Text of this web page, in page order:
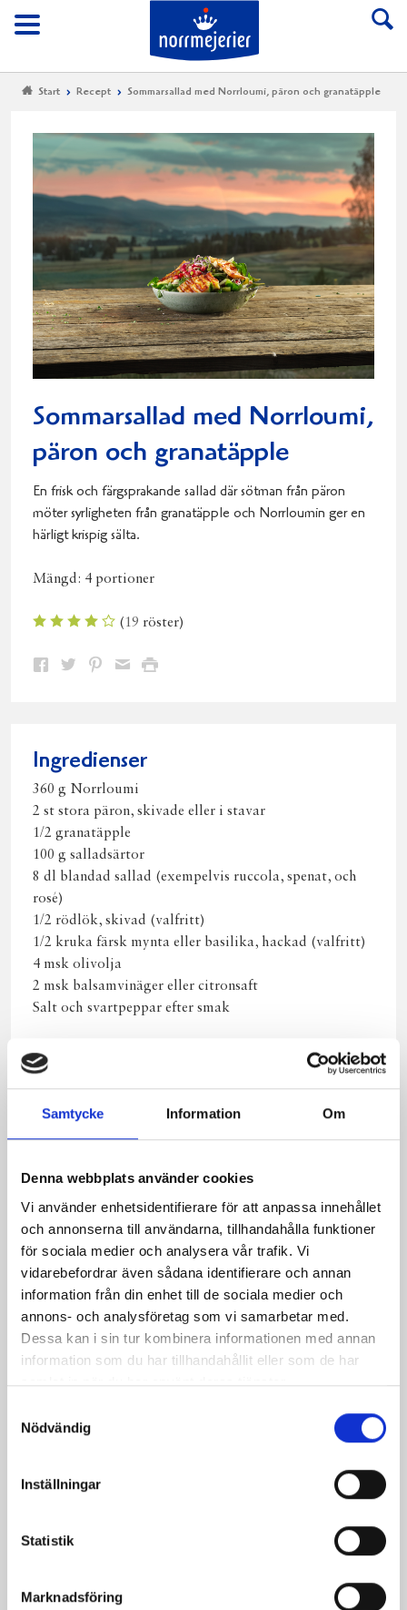
Samtycke Information Om
Denna webbplats använder cookies
Vi använder enhetsidentifierare för att anpassa innehållet
och annonserna till användarna, tillhandahålla funktioner
för sociala medier och analysera vår trafik. Vi
vidarebefordrar även sådana identifierare och annan
information från din enhet till de sociala medier och
annons- och analysföretag som vi samarbetar med.
Dessa kan i sin tur kombinera informationen med annan
information som du har tillhandahållit eller som de har
samlat in när du har använt deras tjänster.
Nödvändig
Inställningar
Statistik
Marknadsföring
Meny
Till Norrmejerier
Start Recept Sommarsallad med Norrloumi, päron och granatäpple
Sommarsallad med Norrloumi,
päron och granatäpple
En frisk och färgsprakande sallad där sötman från päron
möter syrligheten från granatäpple och Norrloumin ger en
härligt krispig sälta.
Mängd: 4 portioner
(19 röster)
Dela Dela Dela DelaSkriv
Ingredienser
360 g Norrloumi
2 st stora päron, skivade eller i stavar
1/2 granatäpple
100 g salladsärtor
8 dl blandad sallad (exempelvis ruccola, spenat, och
rosé)
1/2 rödlök, skivad (valfritt)
1/2 kruka färsk mynta eller basilika, hackad (valfritt)
4 msk olivolja
2 msk balsamvinäger eller citronsaft
Salt och svartpeppar efter smak
Gör så här
Skär Norrloumi i skivor, ungefär 1 cm tjocka. Skölj
och skiva päronen, dela salladsärtor och kärna ur
olivolja. Grilla osten i cirka 2 minuter på varje sida,
på kanterna. Under tiden osten grillas, blanda salladen
och rödlök i en stor skål. Gör dressingen genom att
blanda olivolja och balsamvinäger eller citronsaft i en
liten skål. Smaka av med salt och svartpeppar. Lägg
grillad Norrloumi, skivade päron, salladsärtor och
granatäpple över salladen. Ringla dressingen över
salladen och vänd försiktigt så att alla ingredienser är
jämnt täckta. Om du vill kan du strö över lite
färskhackad mynta eller basilika för extra smak och
Tips! Variera gärna din sallad med andra råvaror,